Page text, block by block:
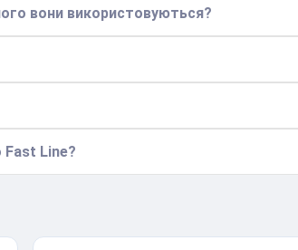
вони використовуються?
Fast Line?